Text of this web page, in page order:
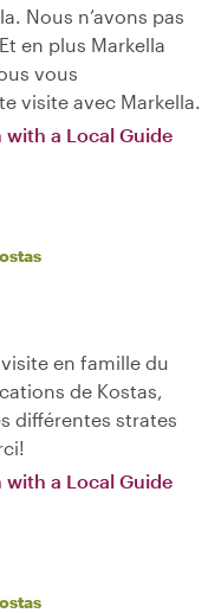
Nous n’avons pas
en plus Markella
vous
visite avec Markella.
with a Local Guide
en famille du
de Kostas,
différentes strates
with a Local Guide